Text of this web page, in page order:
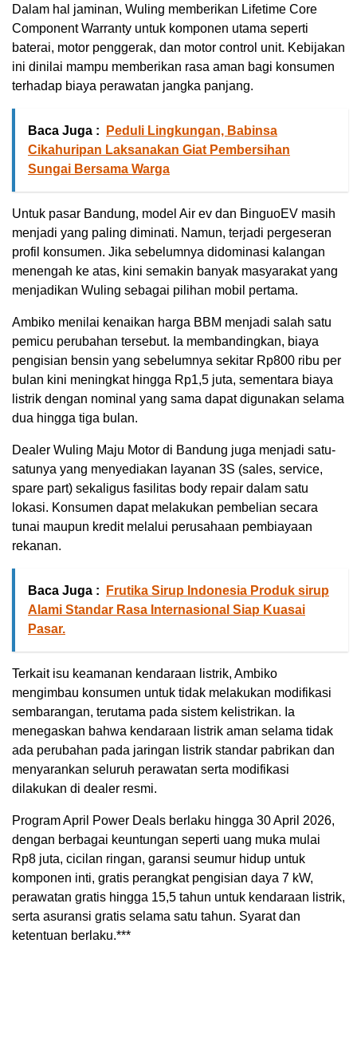
Dalam hal jaminan, Wuling memberikan Lifetime Core
Component Warranty untuk komponen utama seperti
baterai, motor penggerak, dan motor control unit. Kebijakan
ini dinilai mampu memberikan rasa aman bagi konsumen
terhadap biaya perawatan jangka panjang.
Baca Juga :
Peduli Lingkungan, Babinsa
Cikahuripan Laksanakan Giat Pembersihan
Sungai Bersama Warga
Untuk pasar Bandung, model Air ev dan BinguoEV masih
menjadi yang paling diminati. Namun, terjadi pergeseran
profil konsumen. Jika sebelumnya didominasi kalangan
menengah ke atas, kini semakin banyak masyarakat yang
menjadikan Wuling sebagai pilihan mobil pertama.
Ambiko menilai kenaikan harga BBM menjadi salah satu
pemicu perubahan tersebut. Ia membandingkan, biaya
pengisian bensin yang sebelumnya sekitar Rp800 ribu per
bulan kini meningkat hingga Rp1,5 juta, sementara biaya
listrik dengan nominal yang sama dapat digunakan selama
dua hingga tiga bulan.
Dealer Wuling Maju Motor di Bandung juga menjadi satu-
satunya yang menyediakan layanan 3S (sales, service,
spare part) sekaligus fasilitas body repair dalam satu
lokasi. Konsumen dapat melakukan pembelian secara
tunai maupun kredit melalui perusahaan pembiayaan
rekanan.
Baca Juga :
Frutika Sirup Indonesia Produk sirup
Alami Standar Rasa Internasional Siap Kuasai
Pasar.
Terkait isu keamanan kendaraan listrik, Ambiko
mengimbau konsumen untuk tidak melakukan modifikasi
sembarangan, terutama pada sistem kelistrikan. Ia
menegaskan bahwa kendaraan listrik aman selama tidak
ada perubahan pada jaringan listrik standar pabrikan dan
menyarankan seluruh perawatan serta modifikasi
dilakukan di dealer resmi.
Program April Power Deals berlaku hingga 30 April 2026,
dengan berbagai keuntungan seperti uang muka mulai
Rp8 juta, cicilan ringan, garansi seumur hidup untuk
komponen inti, gratis perangkat pengisian daya 7 kW,
perawatan gratis hingga 15,5 tahun untuk kendaraan listrik,
serta asuransi gratis selama satu tahun. Syarat dan
ketentuan berlaku.***